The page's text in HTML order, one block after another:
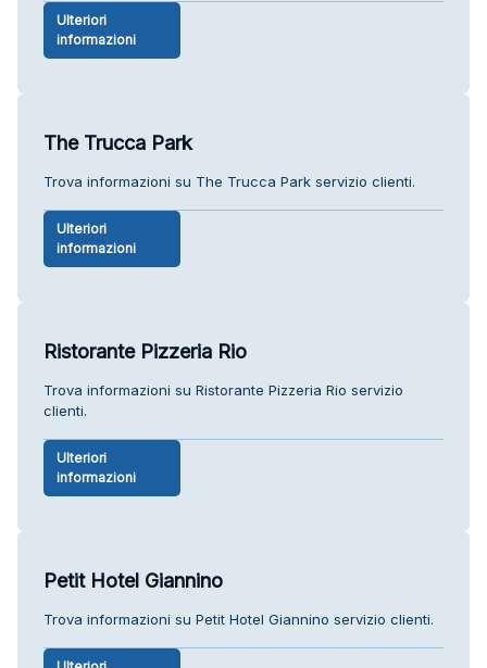
Ulteriori
informazioni
The Trucca Park
Trova informazioni su The Trucca Park servizio clienti.
Ulteriori
informazioni
Ristorante Pizzeria Rio
Trova informazioni su Ristorante Pizzeria Rio servizio
clienti.
Ulteriori
informazioni
Petit Hotel Giannino
Trova informazioni su Petit Hotel Giannino servizio clienti.